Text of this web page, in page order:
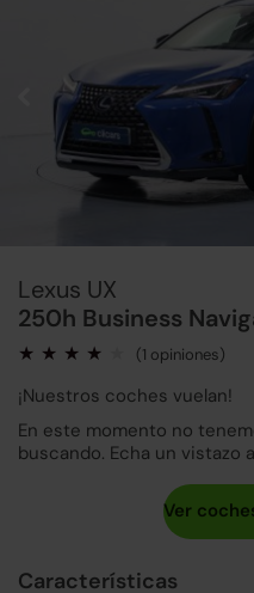
Lexus UX
250h Business
(1 opiniones)
¡Nuestros coches vuelan!
En este momento no
buscando. Echa un vistazo
Características